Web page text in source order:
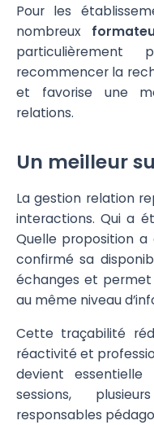
Pour les
nombreux
recommencer la
et favorise une
relations.
Un meilleur
La gestion relation
interactions. Qui a
Quelle proposition
confirmé sa
échanges et permet
au même niveau
Cette traçabilité
réactivité et
devient essentielle
sessions,
responsables